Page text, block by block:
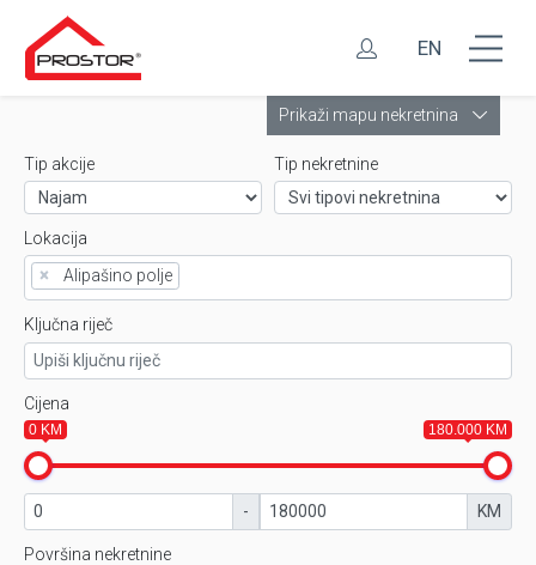
EN
Prikaži mapu nekretnina
Tip akcije Tip nekretnine
Lokacija
×
Alipašino polje
Ključna riječ
Cijena
0 KM 180.000 KM
- KM
Površina nekretnine